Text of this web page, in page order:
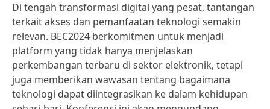
Di tengah transformasi digital yang pesat, tantangan
terkait akses dan pemanfaatan teknologi semakin
relevan. BEC2024 berkomitmen untuk menjadi
platform yang tidak hanya menjelaskan
perkembangan terbaru di sektor elektronik, tetapi
juga memberikan wawasan tentang bagaimana
teknologi dapat diintegrasikan ke dalam kehidupan